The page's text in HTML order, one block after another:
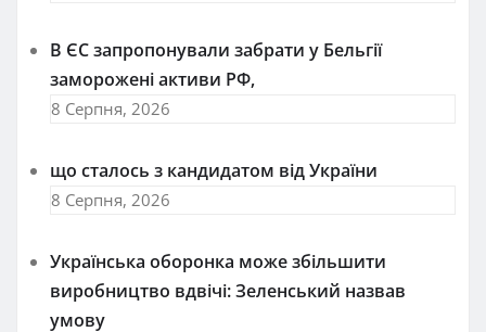
В ЄС запропонували забрати у Бельгії
заморожені активи РФ,
8 Серпня, 2026
що сталось з кандидатом від України
8 Серпня, 2026
Українська оборонка може збільшити
виробництво вдвічі: Зеленський назвав
умову